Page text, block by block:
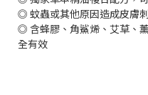
◎ 蚊蟲或其他原因造成皮膚
◎ 含蜂膠、角鯊烯、艾草、
全有效